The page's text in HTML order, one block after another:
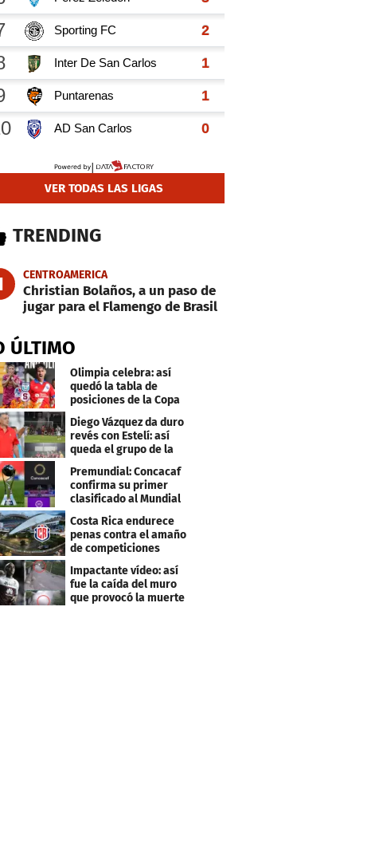
VER TODAS LAS LIGAS
TRENDING
CENTROAMERICA
Christian Bolaños, a un paso de
jugar para el Flamengo de Brasil
ÚLTIMO
Olimpia celebra: así
quedó la tabla de
posiciones de la Copa
Centroamericana
Diego Vázquez da duro
revés con Estelí: así
queda el grupo de la
Premundial: Concacaf
confirma su primer
clasificado al Mundial
Costa Rica endurece
penas contra el amaño
de competiciones
Impactante vídeo: así
fue la caída del muro
que provocó la muerte